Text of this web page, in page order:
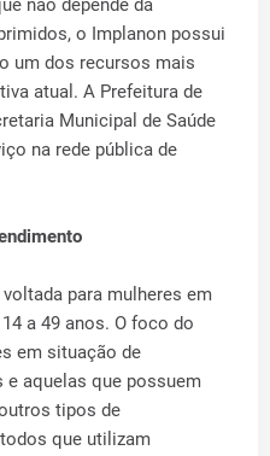
não depende da
o Implanon possui
um dos recursos mais
atual. A Prefeitura de
Municipal de Saúde
na rede pública de
para mulheres em
a 49 anos. O foco do
em situação de
e aquelas que possuem
tipos de
que utilizam